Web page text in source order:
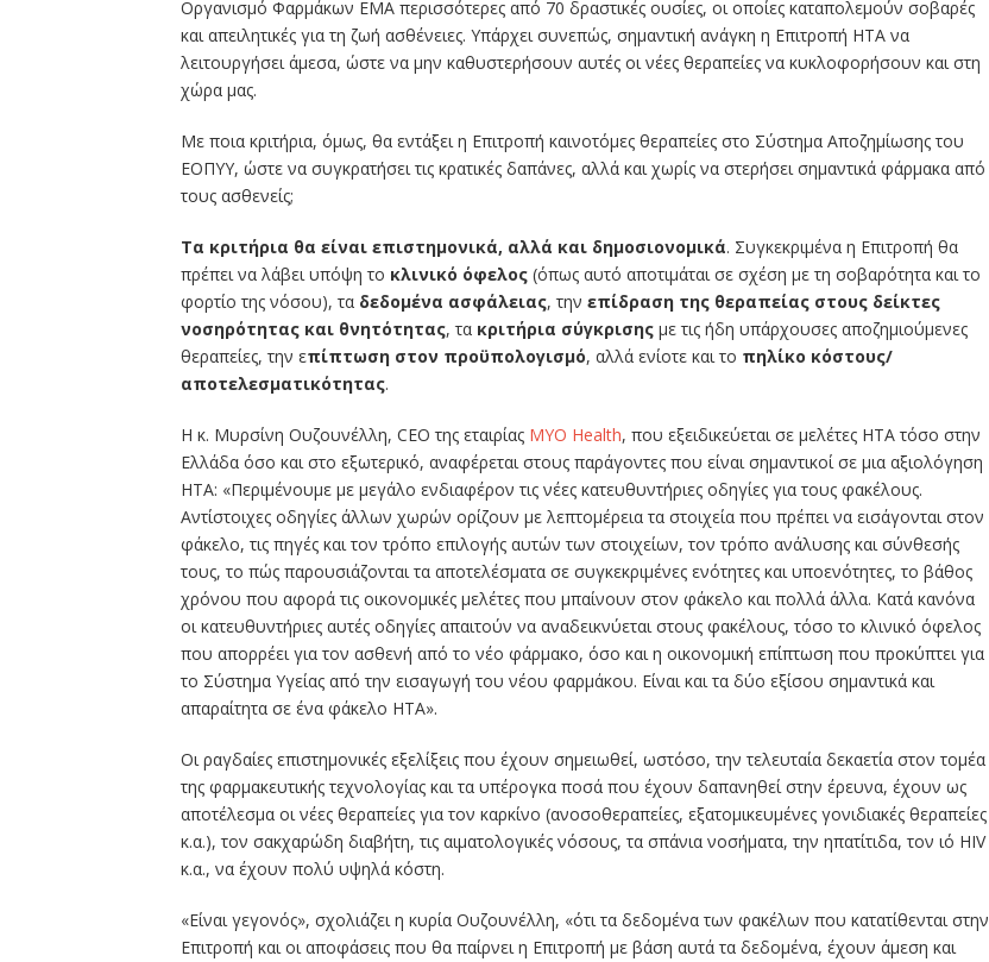
Οργανισμό Φαρμάκων ΕΜΑ περισσότερες από 70 δραστικές ουσίες, οι οποίες καταπολεμούν σοβαρές
και απειλητικές για τη ζωή ασθένειες. Υπάρχει συνεπώς, σημαντική ανάγκη η Επιτροπή ΗΤΑ να
λειτουργήσει άμεσα, ώστε να μην καθυστερήσουν αυτές οι νέες θεραπείες να κυκλοφορήσουν και στη
χώρα μας.
Με ποια κριτήρια, όμως, θα εντάξει η Επιτροπή καινοτόμες θεραπείες στο Σύστημα Αποζημίωσης του
ΕΟΠΥΥ, ώστε να συγκρατήσει τις κρατικές δαπάνες, αλλά και χωρίς να στερήσει σημαντικά φάρμακα από
τους ασθενείς;
Τα κριτήρια θα είναι επιστημονικά, αλλά και δημοσιονομικά. Συγκεκριμένα η Επιτροπή θα
πρέπει να λάβει υπόψη το κλινικό όφελος (όπως αυτό αποτιμάται σε σχέση με τη σοβαρότητα και το
φορτίο της νόσου), τα δεδομένα ασφάλειας, την επίδραση της θεραπείας στους δείκτες
νοσηρότητας και θνητότητας, τα κριτήρια σύγκρισης με τις ήδη υπάρχουσες αποζημιούμενες
θεραπείες, την επίπτωση στον προϋπολογισμό, αλλά ενίοτε και το πηλίκο κόστους/
αποτελεσματικότητας.
Η κ. Μυρσίνη Ουζουνέλλη, CEO της εταιρίας MYO Health, που εξειδικεύεται σε μελέτες HTA τόσο στην
Ελλάδα όσο και στο εξωτερικό, αναφέρεται στους παράγοντες που είναι σημαντικοί σε μια αξιολόγηση
ΗΤΑ: «Περιμένουμε με μεγάλο ενδιαφέρον τις νέες κατευθυντήριες οδηγίες για τους φακέλους.
Αντίστοιχες οδηγίες άλλων χωρών ορίζουν με λεπτομέρεια τα στοιχεία που πρέπει να εισάγονται στον
φάκελο, τις πηγές και τον τρόπο επιλογής αυτών των στοιχείων, τον τρόπο ανάλυσης και σύνθεσής
τους, το πώς παρουσιάζονται τα αποτελέσματα σε συγκεκριμένες ενότητες και υποενότητες, το βάθος
χρόνου που αφορά τις οικονομικές μελέτες που μπαίνουν στον φάκελο και πολλά άλλα. Κατά κανόνα
οι κατευθυντήριες αυτές οδηγίες απαιτούν να αναδεικνύεται στους φακέλους, τόσο το κλινικό όφελος
που απορρέει για τον ασθενή από το νέο φάρμακο, όσο και η οικονομική επίπτωση που προκύπτει για
το Σύστημα Υγείας από την εισαγωγή του νέου φαρμάκου. Είναι και τα δύο εξίσου σημαντικά και
απαραίτητα σε ένα φάκελο ΗΤΑ».
Οι ραγδαίες επιστημονικές εξελίξεις που έχουν σημειωθεί, ωστόσο, την τελευταία δεκαετία στον τομέα
της φαρμακευτικής τεχνολογίας και τα υπέρογκα ποσά που έχουν δαπανηθεί στην έρευνα, έχουν ως
αποτέλεσμα οι νέες θεραπείες για τον καρκίνο (ανοσοθεραπείες, εξατομικευμένες γονιδιακές θεραπείες
κ.α.), τον σακχαρώδη διαβήτη, τις αιματολογικές νόσους, τα σπάνια νοσήματα, την ηπατίτιδα, τον ιό HIV
κ.α., να έχουν πολύ υψηλά κόστη.
«Είναι γεγονός», σχολιάζει η κυρία Ουζουνέλλη, «ότι τα δεδομένα των φακέλων που κατατίθενται στην
Επιτροπή και οι αποφάσεις που θα παίρνει η Επιτροπή με βάση αυτά τα δεδομένα, έχουν άμεση και